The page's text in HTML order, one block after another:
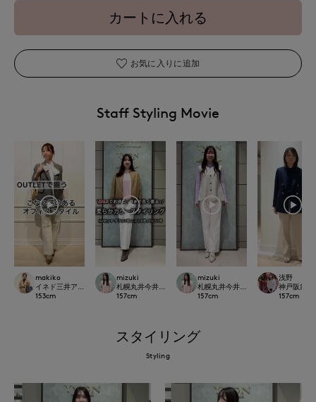
カートに入れる
お気に入りに追加
Staff Styling Movie
makiko
イネド三井アウトレットパーク多摩南大沢店
153cm
mizuki
札幌丸井今井SUPERIOR CLOSET
157cm
mizuki
札幌丸井今井SUPERIOR CLOSET
157cm
浅野
神戸阪急
157cm
スタイリング
Styling